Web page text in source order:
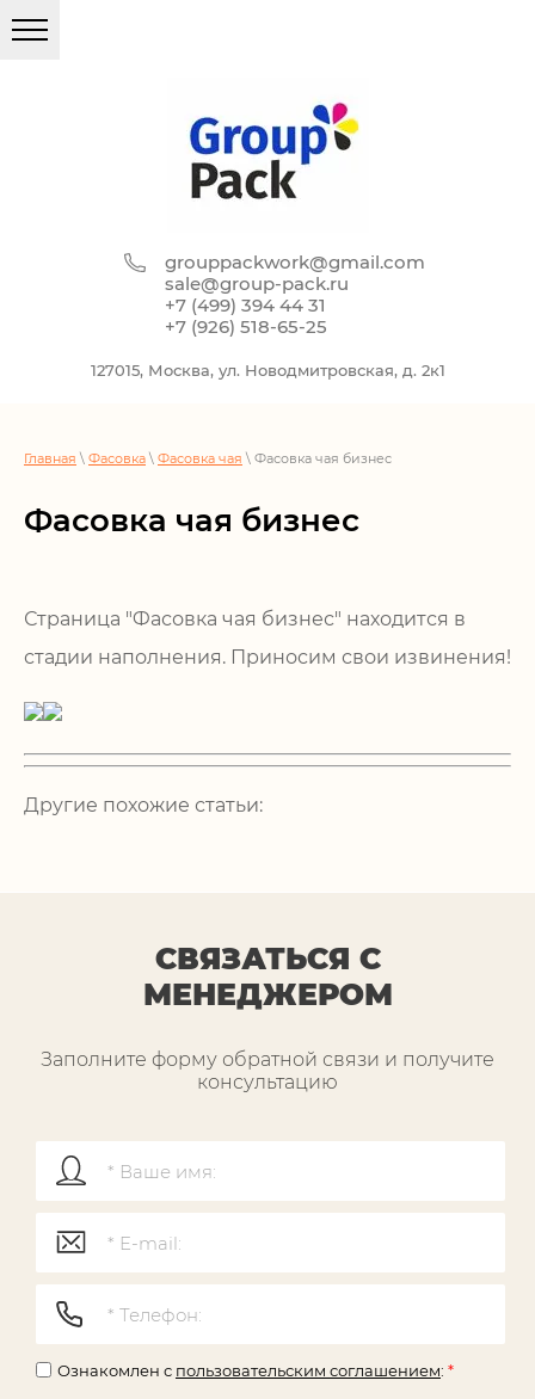
grouppackwork@gmail.com
sale@group-pack.ru
+7 (499) 394 44 31
+7 (926) 518-65-25
127015, Москва, ул. Новодмитровская, д. 2к1
Главная \ Фасовка \ Фасовка чая \ Фасовка чая бизнес
Фасовка чая бизнес
Страница "Фасовка чая бизнес" находится в
стадии наполнения. Приносим свои извинения!
Другие похожие статьи:
СВЯЗАТЬСЯ С
МЕНЕДЖЕРОМ
Заполните форму обратной связи и получите
консультацию
Ознакомлен с пользовательским соглашением: *